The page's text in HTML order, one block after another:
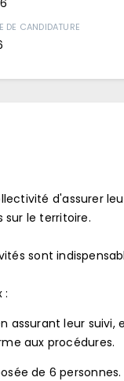
DE CANDIDATURE
d'assurer
le territoire.
sont
:
leur suivi,
aux procédures.
de 6